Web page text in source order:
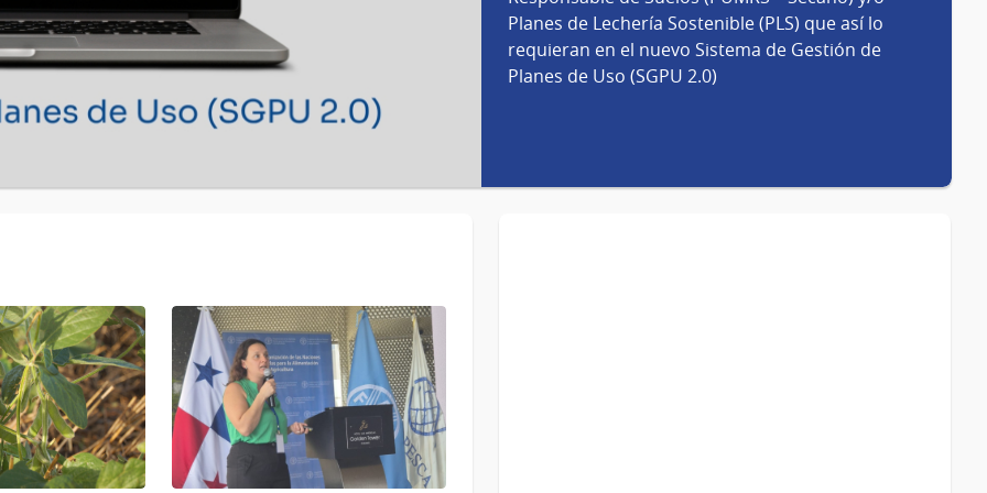
Planes de Lechería Sostenible (PLS) que así lo
requieran en el nuevo Sistema de Gestión de
Planes de Uso (SGPU 2.0)